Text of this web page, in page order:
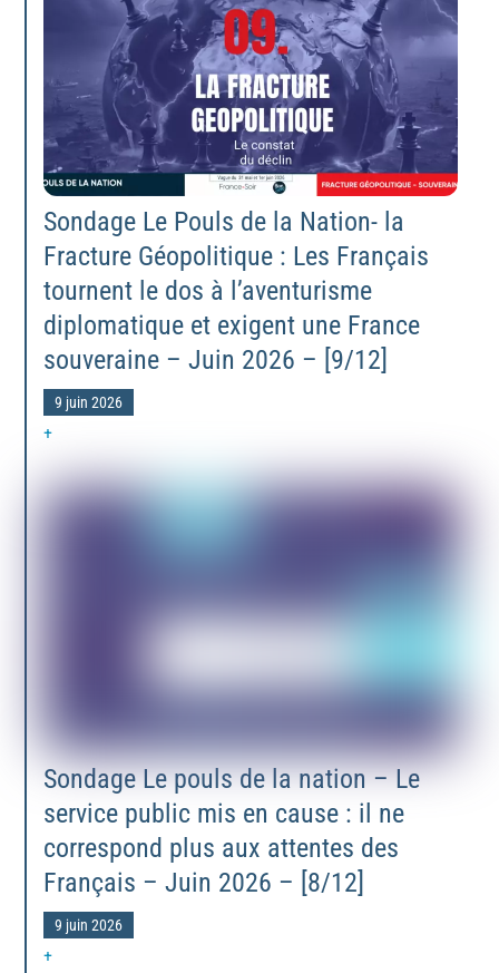
Sondage Le Pouls de la Nation- la
Fracture Géopolitique : Les Français
tournent le dos à l’aventurisme
diplomatique et exigent une France
souveraine – Juin 2026 – [9/12]
9 juin 2026
+
Sondage Le pouls de la nation – Le
service public mis en cause : il ne
correspond plus aux attentes des
Français – Juin 2026 – [8/12]
9 juin 2026
+